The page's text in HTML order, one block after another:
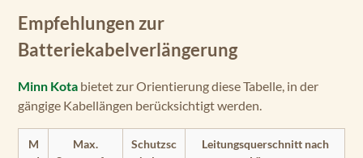
Empfehlungen zur
Batteriekabelverlängerung
Minn Kota bietet zur Orientierung diese Tabelle, in der
gängige Kabellängen berücksichtigt werden.
M
Max.
Schutzsc
Leitungsquerschnitt nach